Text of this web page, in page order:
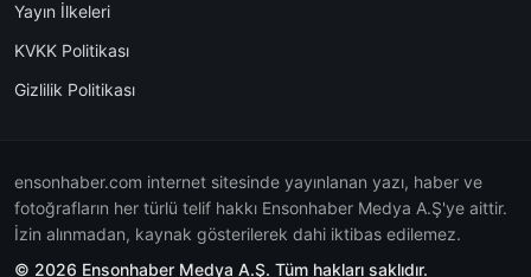
Yayın İlkeleri
KVKK Politikası
Gizlilik Politikası
ensonhaber.com internet sitesinde yayınlanan yazı, haber ve
fotoğrafların her türlü telif hakkı Ensonhaber Medya A.Ş'ye aittir.
İzin alınmadan, kaynak gösterilerek dahi iktibas edilemez.
© 2026 Ensonhaber Medya A.Ş. Tüm hakları saklıdır.